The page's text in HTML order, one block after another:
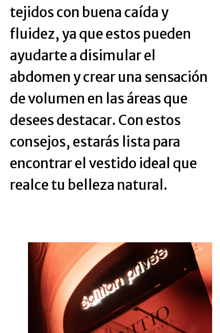
tejidos con buena caída y
fluidez, ya que estos pueden
ayudarte a disimular el
abdomen y crear una sensación
de volumen en las áreas que
desees destacar. Con estos
consejos, estarás lista para
encontrar el vestido ideal que
realce tu belleza natural.